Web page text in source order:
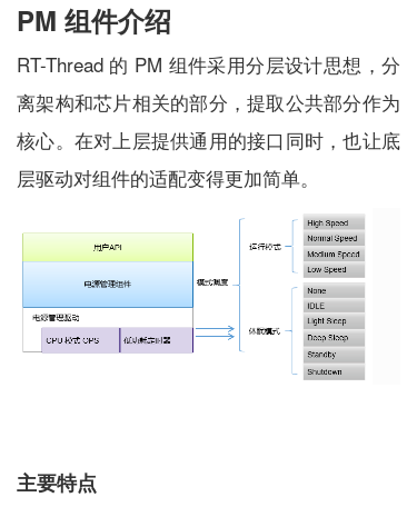
PM 组件介绍
RT-Thread 的 PM 组件采用分层设计思想，分
离架构和芯片相关的部分，提取公共部分作为
核心。在对上层提供通用的接口同时，也让底
层驱动对组件的适配变得更加简单。
主要特点